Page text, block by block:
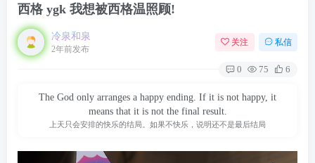
西格 ygk 我想被西格温照顾!
冷泉和泉
2年前发布
关注 私信
0 75 6
The God only arranges a happy ending. If it is not happy, it
means that it is not the final result.
上天只会安排的快乐的结局。如果不快乐，说明还不是最后结局